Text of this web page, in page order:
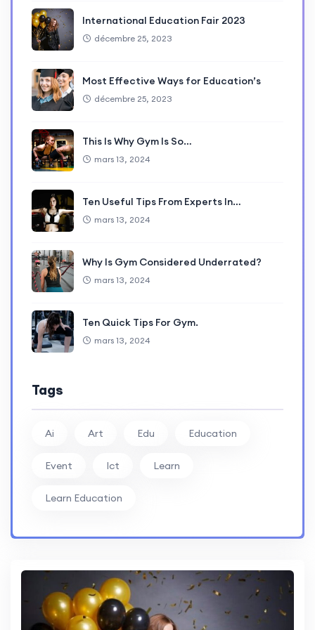
International Education Fair 2023
décembre 25, 2023
Most Effective Ways for Education’s
décembre 25, 2023
This Is Why Gym Is So…
mars 13, 2024
Ten Useful Tips From Experts In…
mars 13, 2024
Why Is Gym Considered Underrated?
mars 13, 2024
Ten Quick Tips For Gym.
mars 13, 2024
Tags
Ai Art Edu Education
Event Ict Learn
Learn Education